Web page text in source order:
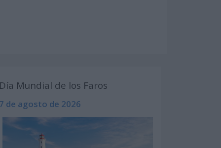
Día Mundial de los Faros
7 de agosto de 2026